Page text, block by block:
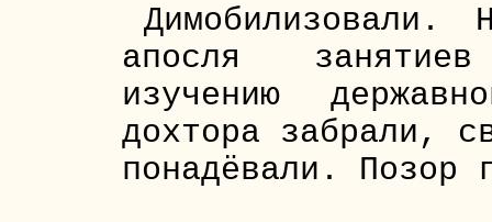
Димобилизовали.
апосля
изучению
дохтора забрали,
понадёвали. Позор